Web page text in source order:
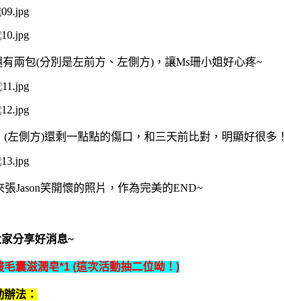
有兩包(分別是左前方、左側方) ，讓Ms珊小姐好心疼~
(左側方)還剩一點點的傷口，和三天前比對，明顯好很多！
張Jason笑開懷的照片，作為完美的END~
分享好消息~
毛囊滋潤皂*1 (這次活動抽二位呦！ )
辦法：